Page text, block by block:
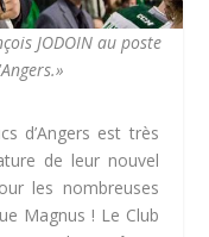
JODOIN au poste
d’Angers est très
de leur nouvel
les nombreuses
Magnus ! Le Club